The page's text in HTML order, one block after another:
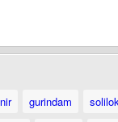
gurindam